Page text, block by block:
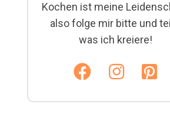
Kochen ist meine
also folge mir bitte und
was ich kreiere!